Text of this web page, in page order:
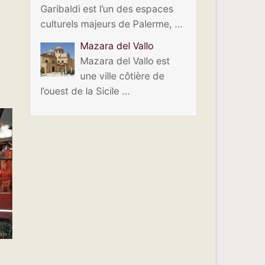
Garibaldi est l’un des espaces
culturels majeurs de Palerme, …
Mazara del Vallo
Mazara del Vallo est
une ville côtière de
l’ouest de la Sicile …